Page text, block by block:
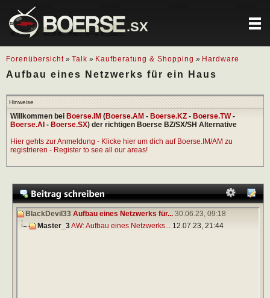
.SX
Forenübersicht » Talk » Kaufberatung & Shopping » Hardware
Aufbau eines Netzwerks für ein Haus
Hinweise
Willkommen bei Boerse.IM (Boerse.AM - Boerse.KZ - Boerse.TW-
Boerse.AI - Boerse.SX) der richtigen Boerse BZ/SX/SH Alternative
Hier gehts zur Anmeldung - Klicke hier um dich auf Boerse.IM/AM zu
registrieren - Register to see all our areas!
BlackDevil33 Aufbau eines Netzwerks für... 30.06.23, 09:18
Master_3AW: Aufbau eines Netzwerks... 12.07.23, 21:44